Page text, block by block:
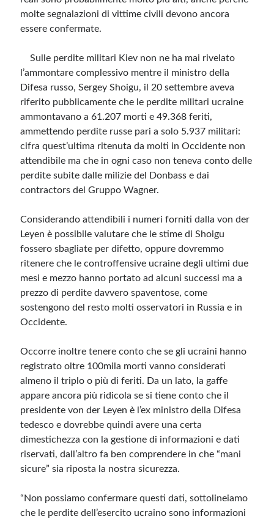
molte segnalazioni di vittime civili devono ancora
essere confermate.
Sulle perdite militari Kiev non ne ha mai rivelato
l’ammontare complessivo mentre il ministro della
Difesa russo, Sergey Shoigu, il 20 settembre aveva
riferito pubblicamente che le perdite militari ucraine
ammontavano a 61.207 morti e 49.368 feriti,
ammettendo perdite russe pari a solo 5.937 militari:
cifra quest’ultima ritenuta da molti in Occidente non
attendibile ma che in ogni caso non teneva conto delle
perdite subite dalle milizie del Donbass e dai
contractors del Gruppo Wagner.
Considerando attendibili i numeri forniti dalla von der
Leyen è possibile valutare che le stime di Shoigu
fossero sbagliate per difetto, oppure dovremmo
ritenere che le controffensive ucraine degli ultimi due
mesi e mezzo hanno portato ad alcuni successi ma a
prezzo di perdite davvero spaventose, come
sostengono del resto molti osservatori in Russia e in
Occidente.
Occorre inoltre tenere conto che se gli ucraini hanno
registrato oltre 100mila morti vanno considerati
almeno il triplo o più di feriti. Da un lato, la gaffe
appare ancora più ridicola se si tiene conto che il
presidente von der Leyen è l’ex ministro della Difesa
tedesco e dovrebbe quindi avere una certa
dimestichezza con la gestione di informazioni e dati
riservati, dall’altro fa ben comprendere in che “mani
sicure” sia riposta la nostra sicurezza.
“Non possiamo confermare questi dati, sottolineiamo
che le perdite dell’esercito ucraino sono informazioni